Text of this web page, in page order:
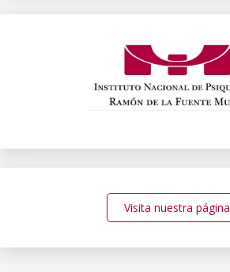
Visita nuestra página